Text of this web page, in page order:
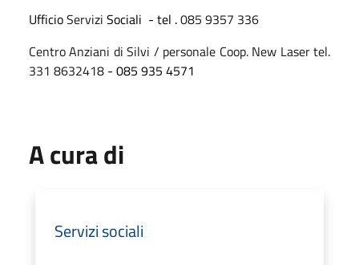
UfficioServizi Sociali - tel .085 9357 336
Centro Anziani di Silvi / personale Coop. New Laser tel.
331 8632418 - 085 935 4571
A cura di
Servizi sociali